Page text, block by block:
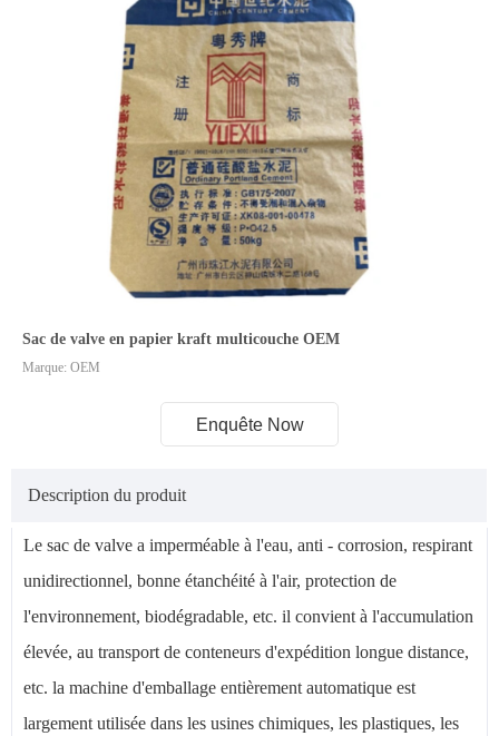
Sac de valve en papier kraft multicouche OEM
Marque: OEM
Enquête Now
Description du produit
Le sac de valve a imperméable à l'eau, anti - corrosion, respirant
unidirectionnel, bonne étanchéité à l'air, protection de
l'environnement, biodégradable, etc. il convient à l'accumulation
élevée, au transport de conteneurs d'expédition longue distance,
etc. la machine d'emballage entièrement automatique est
largement utilisée dans les usines chimiques, les plastiques, les